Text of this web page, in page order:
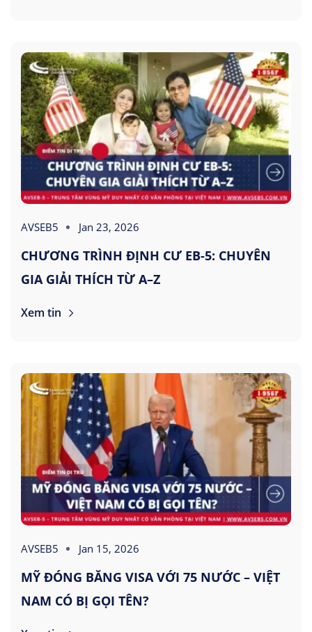
AVSEB5 Jan 23, 2026
CHƯƠNG TRÌNH ĐỊNH CƯ EB-5: CHUYÊN
GIA GIẢI THÍCH TỪ A–Z
Xem tin
AVSEB5 Jan 15, 2026
MỸ ĐÓNG BĂNG VISA VỚI 75 NƯỚC – VIỆT
NAM CÓ BỊ GỌI TÊN?